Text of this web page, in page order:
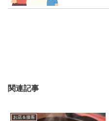
関連記事
お店＆接客